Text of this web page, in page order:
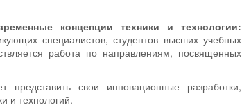
концепции техники и технологии:
специалистов, студентов высших учебных
работа по направлениям, посвященных
представить свои инновационные разработки,
и технологий.